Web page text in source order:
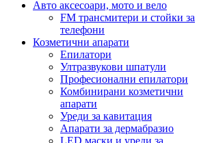
Авто аксесоари, мото и вело
FM трансмитери и стойки за
телефони
Козметични апарати
Епилатори
Ултразвукови шпатули
Професионални епилатори
Комбинирани козметични
апарати
Уреди за кавитация
Апарати за дермабразио
LED маски и уреди за